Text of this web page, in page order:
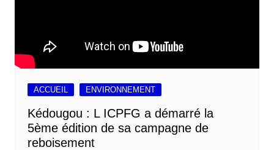
ACCUEIL ENVIRONNEMENT
Kédougou : L ICPFG a démarré la
5ème édition de sa campagne de
reboisement